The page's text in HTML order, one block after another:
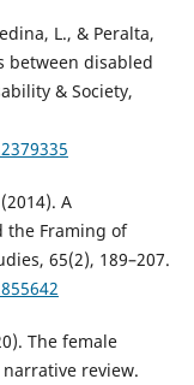
L., & Peralta,
between disabled
& Society,
A
the Framing of
65(2), 189–207.
The female
review.